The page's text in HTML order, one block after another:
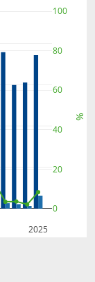
2025
0
20
40
60
80
100
%